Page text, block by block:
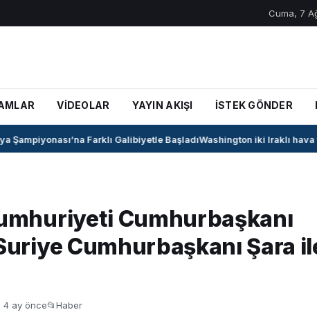
Cuma, 7
VİDEOLAR YAYIN AKIŞI İSTEK GÖNDER
Şampiyonası’na Farklı Galibiyetle BaşladıWashington iki Iraklı hava
Cumhurbaşkanı
Cumhurbaşkanı Şara
ay önce📂Haber